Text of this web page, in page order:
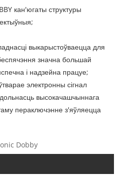
кан'югаты структуры
выкарыстоўваецца для
значна большай
і надзейна працуе;
электронны сігнал
высокачашчыннага
пераключэнне з'яўляецца
Dobby